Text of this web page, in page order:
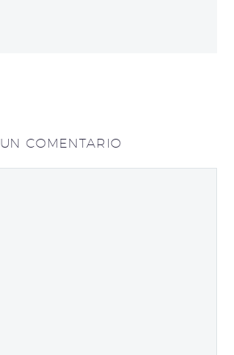
UN COMENTARIO